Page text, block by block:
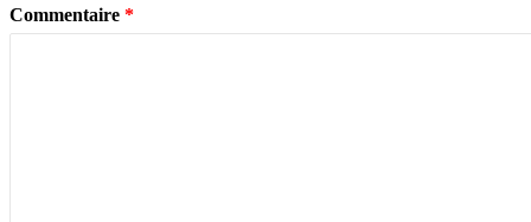
Commentaire *